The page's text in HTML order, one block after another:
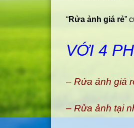
“Rửa ảnh giá rẻ”
VỚI 4
– Rửa ảnh giá
– Rửa ảnh tại